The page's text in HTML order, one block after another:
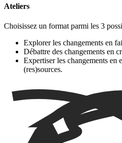
Ateliers
Choisissez un format parmi les 3
Explorer les changements en
Débattre des changements en
Expertiser les changements en
(res)sources.